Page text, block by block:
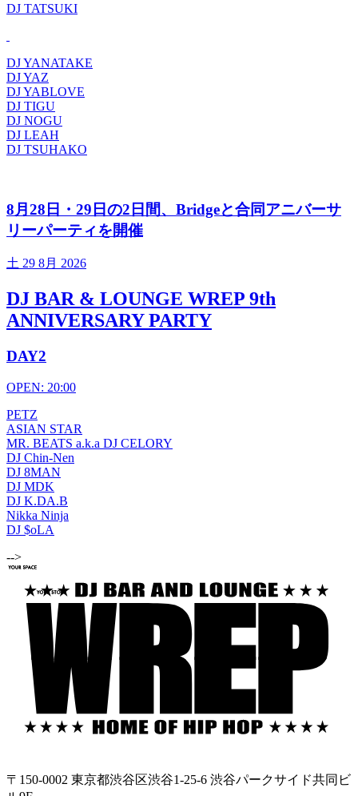
DJ TATSUKI
DJ YANATAKE
DJ YAZ
DJ YABLOVE
DJ TIGU
DJ NOGU
DJ LEAH
DJ TSUHAKO
8月28日・29日の2日間、Bridgeと合同アニバーサ
リーパーティを開催
土 29 8月 2026
DJ BAR & LOUNGE WREP 9th
ANNIVERSARY PARTY
DAY2
OPEN: 20:00
PETZ
ASIAN STAR
MR. BEATS a.k.a DJ CELORY
DJ Chin-Nen
DJ 8MAN
DJ MDK
DJ K.DA.B
Nikka Ninja
DJ $oLA
-->
〒150-0002 東京都渋谷区渋谷1-25-6 渋谷パークサイド共同ビ